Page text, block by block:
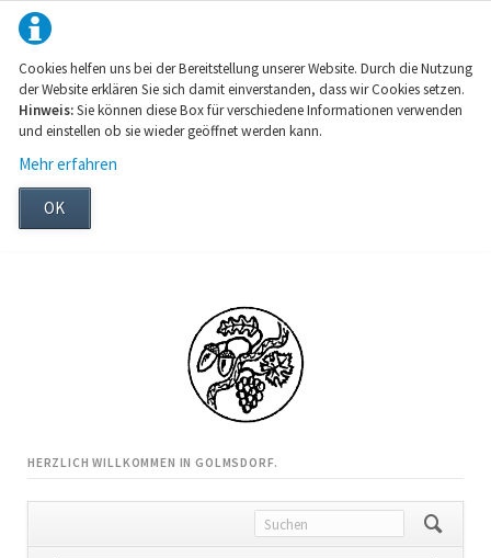
Cookies helfen uns bei der Bereitstellung unserer Website. Durch die Nutzung
der Website erklären Sie sich damit einverstanden, dass wir Cookies setzen.
Hinweis:Sie können diese Box für verschiedene Informationen verwenden
und einstellen ob sie wieder geöffnet werden kann.
Mehr erfahren
OK
HERZLICH WILLKOMMEN IN GOLMSDORF.